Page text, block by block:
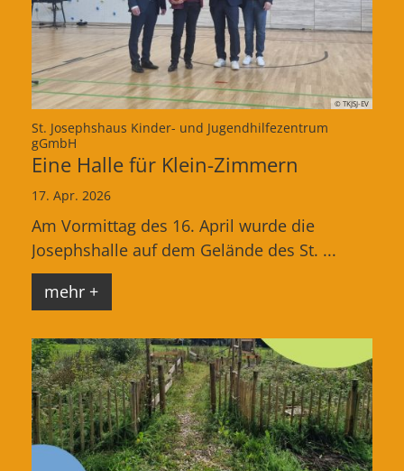
© TKJSJ-EV
St. Josephshaus Kinder- und Jugendhilfezentrum
gGmbH
Eine Halle für Klein-Zimmern
17. Apr. 2026
Am Vormittag des 16. April wurde die
Josephshalle auf dem Gelände des St. ...
mehr +